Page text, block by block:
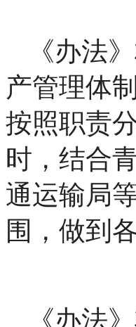
《办法
产管理体
按照职责
时，结合
通运输局
围，做到
《办法